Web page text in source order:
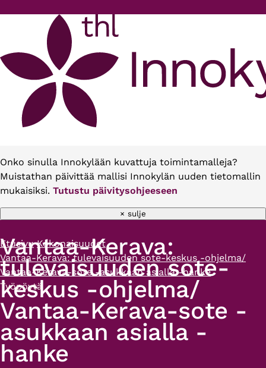
Onko sinulla Innokylään kuvattuja toimintamalleja?
Muistathan päivittää mallisi Innokylän uuden tietomallin
mukaisiksi. Tutustu päivitysohjeeseen
× sulje
Murupolku
Etusivu Kokonaisuudet
Vantaa-Kerava: tulevaisuuden sote-keskus -ohjelma/
Vantaa-Kerava-sote -asukkaan asialla -hanke
Työpöytä
Vantaa-Kerava:
tulevaisuuden sote-
keskus -ohjelma/
Vantaa-Kerava-sote -
asukkaan asialla -
hanke